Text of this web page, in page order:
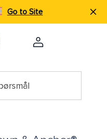
Go to Site